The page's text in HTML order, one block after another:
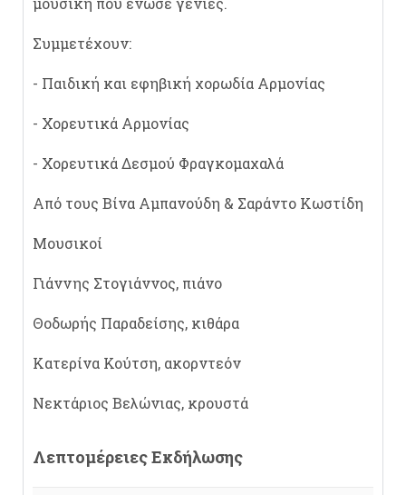
Συμμετέχουν:
- Παιδική και εφηβική χορωδία Αρμονίας
- Χορευτικά Αρμονίας
- Χορευτικά Δεσμού Φραγκομαχαλά
Από τους Βίνα Αμπανούδη & Σαράντο Κωστίδη
Μουσικοί
Γιάννης Στογιάννος, πιάνο
Θοδωρής Παραδείσης, κιθάρα
Κατερίνα Κούτση, ακορντεόν
Νεκτάριος Βελώνιας, κρουστά
Λεπτομέρειες Εκδήλωσης